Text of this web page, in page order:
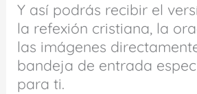
Y así podrás recibir el
la refexión cristiana, la
las imágenes
bandeja de entrada
para ti.